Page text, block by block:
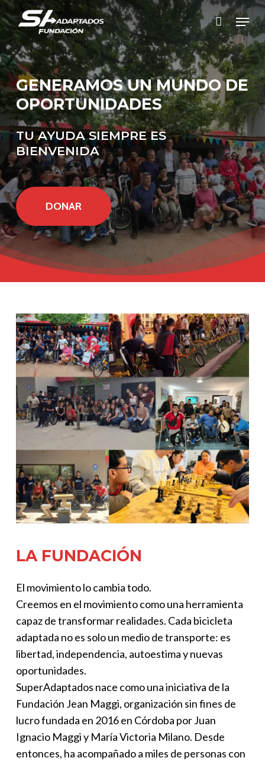
Skip
to
main
content
Menu
GENERAMOS UN MUNDO DE
OPORTUNIDADES
TU AYUDA SIEMPRE ES
BIENVENIDA
DONAR
LA FUNDACIÓN
El movimiento lo cambia todo.
Creemos en el movimiento como una herramienta
capaz de transformar realidades. Cada bicicleta
adaptada no es solo un medio de transporte: es
libertad, independencia, autoestima y nuevas
oportunidades.
SuperAdaptados nace como una iniciativa de la
Fundación Jean Maggi, organización sin fines de
lucro fundada en 2016 en Córdoba por Juan
Ignacio Maggi y María Victoria Milano. Desde
entonces, ha acompañado a miles de personas con
Close
Menu